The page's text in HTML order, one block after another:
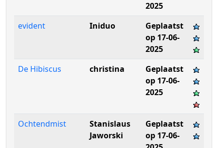
2025
evident
Iniduo
Geplaatst
op 17-06-
2025
De Hibiscus
christina
Geplaatst
op 17-06-
2025
Ochtendmist
Stanislaus
Jaworski
Geplaatst
op 17-06-